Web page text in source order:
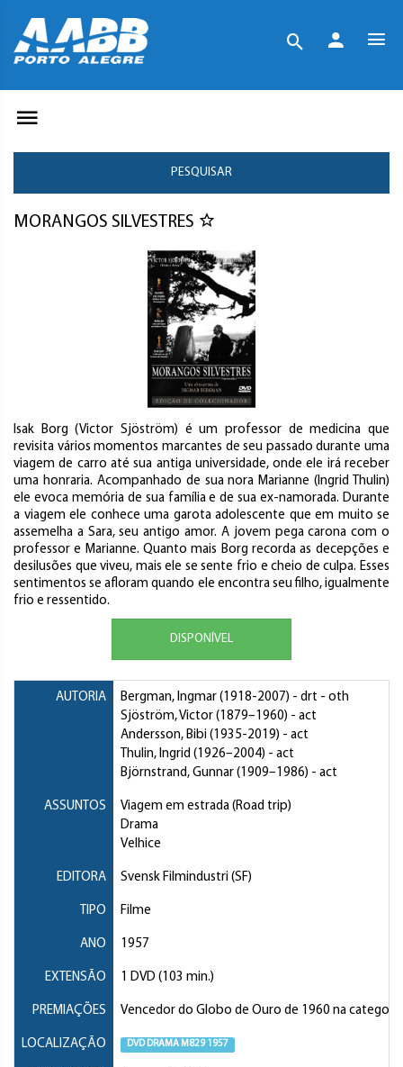
PESQUISAR
MORANGOS SILVESTRES
Isak Borg (Victor Sjöström) é um professor de medicina que
revisita vários momentos marcantes de seu passado durante uma
viagem de carro até sua antiga universidade, onde ele irá receber
uma honraria. Acompanhado de sua nora Marianne (Ingrid Thulin)
ele evoca memória de sua família e de sua ex-namorada. Durante
a viagem ele conhece uma garota adolescente que em muito se
assemelha a Sara, seu antigo amor. A jovem pega carona com o
professor e Marianne. Quanto mais Borg recorda as decepções e
desilusões que viveu, mais ele se sente frio e cheio de culpa. Esses
sentimentos se afloram quando ele encontra seu filho, igualmente
frio e ressentido.
DISPONÍVEL
AUTORIA Bergman, Ingmar (1918-2007) - drt - oth
Sjöström, Victor (1879–1960) - act
Andersson, Bibi (1935-2019) - act
Thulin, Ingrid (1926–2004) - act
Björnstrand, Gunnar (1909–1986) - act
ASSUNTOS
Viagem em estrada (Road trip)
Drama
Velhice
EDITORA Svensk Filmindustri (SF)
TIPO Filme
ANO 1957
EXTENSÃO 1 DVD (103 min.)
PREMIAÇÕES Vencedor do Globo de Ouro de 1960 na
LOCALIZAÇÃO DVD DRAMA M829 1957